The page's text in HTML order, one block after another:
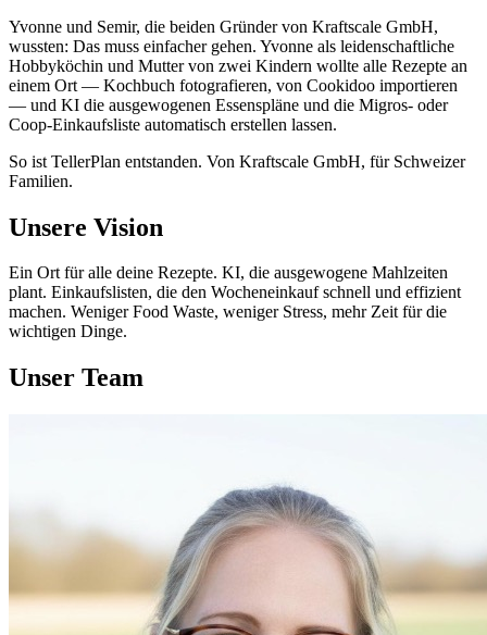
Yvonne und Semir, die beiden Gründer von Kraftscale GmbH,
wussten: Das muss einfacher gehen. Yvonne als leidenschaftliche
Hobbyköchin und Mutter von zwei Kindern wollte alle Rezepte an
einem Ort — Kochbuch fotografieren, von Cookidoo importieren
— und KI die ausgewogenen Essenspläne und die Migros- oder
Coop-Einkaufsliste automatisch erstellen lassen.
So ist TellerPlan entstanden. Von Kraftscale GmbH, für Schweizer
Familien.
Unsere Vision
Ein Ort für alle deine Rezepte. KI, die ausgewogene Mahlzeiten
plant. Einkaufslisten, die den Wocheneinkauf schnell und effizient
machen. Weniger Food Waste, weniger Stress, mehr Zeit für die
wichtigen Dinge.
Unser Team